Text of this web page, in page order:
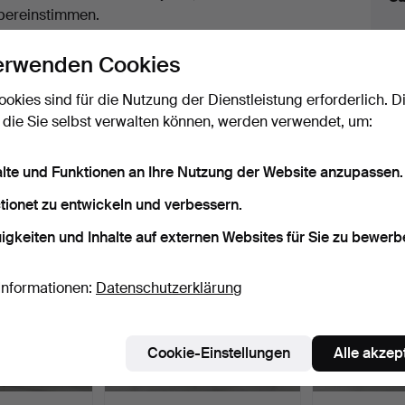
zu erhalten, sobald dieses Objekt
ist.
die mit Ihrer Suche
Cookies
sind für die Nutzung der Dienstleistung erforderlich.
Sie selbst verwalten können, werden verwendet, um:
und Funktionen an Ihre Nutzung der Website anzupassen.
zu entwickeln und verbessern.
und Inhalte auf externen Websites für Sie zu
Datenschutzerklärung
Cookie-Einstellungen Alle